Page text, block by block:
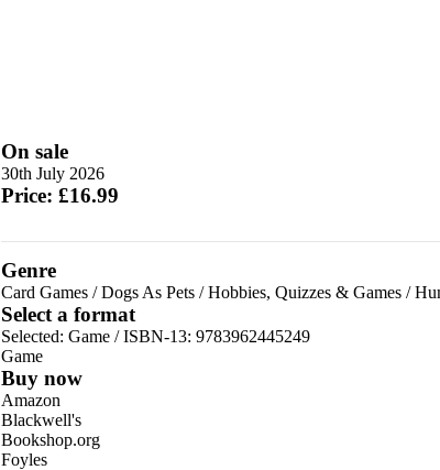
On sale
30th July 2026
Price: £16.99
Genre
Card Games/Dogs As Pets/Hobbies, Quizzes & Games/
Select a format
Selected: Game / ISBN-13: 9783962445249
Game
Buy now
Amazon
Blackwell's
Bookshop.org
Foyles